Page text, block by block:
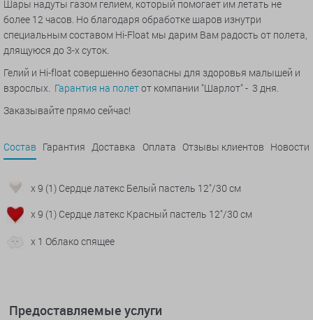
Шары надуты газом гелием, который помогает им летать не
более 12 часов. Но благодаря обработке шаров изнутри
специальным составом Hi-Float мы дарим Вам радость от полета,
длящуюся до 3-х суток.
Гелий и Hi-float совершенно безопасны для здоровья малышей и
взрослых. Гарантия на полетот компании "Шарлот" - 3 дня.
Заказывайте прямо сейчас!
Состав Гарантия Доставка Оплата Отзывы клиентов Новости
x 9 (1) Сердце латекс Белый пастель 12"/30 см
x 9 (1) Сердце латекс Красный пастель 12"/30 см
x 1 Облако спящее
Предоставляемые услуги